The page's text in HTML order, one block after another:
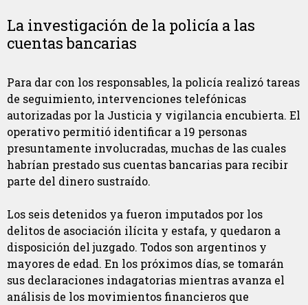
La investigación de la policía a las
cuentas bancarias
Para dar con los responsables, la policía realizó tareas
de seguimiento, intervenciones telefónicas
autorizadas por la Justicia y vigilancia encubierta. El
operativo permitió identificar a 19 personas
presuntamente involucradas, muchas de las cuales
habrían prestado sus cuentas bancarias para recibir
parte del dinero sustraído.
Los seis detenidos ya fueron imputados por los
delitos de asociación ilícita y estafa, y quedaron a
disposición del juzgado. Todos son argentinos y
mayores de edad. En los próximos días, se tomarán
sus declaraciones indagatorias mientras avanza el
análisis de los movimientos financieros que